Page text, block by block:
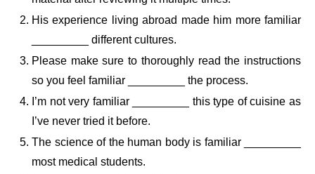
His experience living abroad made him more familiar
_________ different cultures.
Please make sure to thoroughly read the instructions
so you feel familiar _________ the process.
I’m not very familiar _________ this type of cuisine as
I’ve never tried it before.
The science of the human body is familiar _________
most medical students.